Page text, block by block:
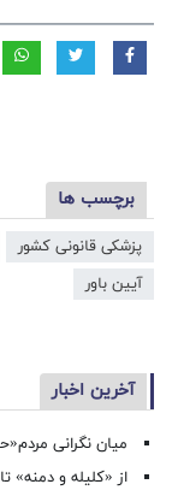
برچسب ها
پزشکی قانونی کشور
آیین باور
آخرین اخبار
میان نگرانی
از «کلیله و دمنه»